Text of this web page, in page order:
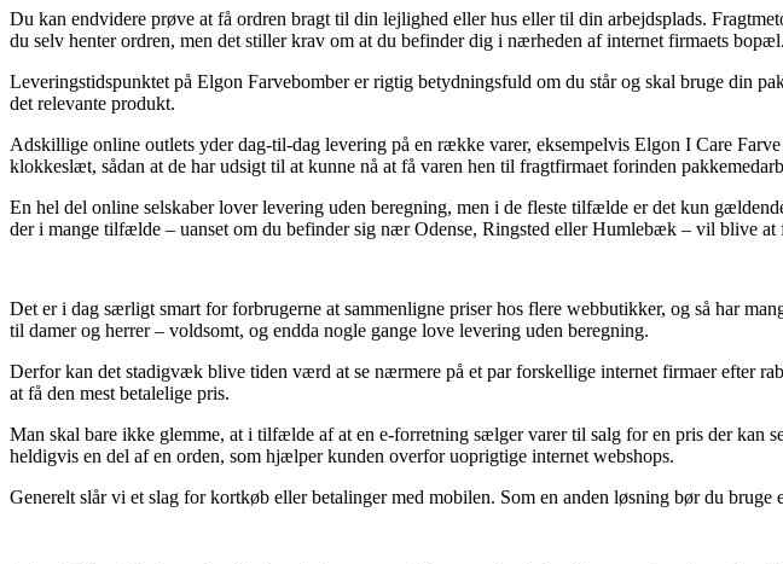
Du kan endvidere prøve at få ordren bragt til din lejlighed eller hus eller til din arbejdsplads.
du selv henter ordren, men det stiller krav om at du befinder dig i nærheden af internet firmaets bopæl.
Leveringstidspunktet på Elgon Farvebomber er rigtig betydningsfuld om du står og skal bruge din
det relevante produkt.
Adskillige online outlets yder dag-til-dag levering på en række varer, eksempelvis Elgon I Care
klokkeslæt, sådan at de har udsigt til at kunne nå at få varen hen til fragtfirmaet forinden
En hel del online selskaber lover levering uden beregning, men i de fleste tilfælde er det kun
der i mange tilfælde – uanset om du befinder sig nær Odense, Ringsted eller Humlebæk – vil blive at
Det er i dag særligt smart for forbrugerne at sammenligne priser hos flere webbutikker, og så har
til damer og herrer – voldsomt, og endda nogle gange love levering uden beregning.
Derfor kan det stadigvæk blive tiden værd at se nærmere på et par forskellige internet firmaer efter
at få den mest betalelige pris.
Man skal bare ikke glemme, at i tilfælde af at en e-forretning sælger varer til salg for en pris der
heldigvis en del af en orden, som hjælper kunden overfor uoprigtige internet webshops.
Generelt slår vi et slag for kortkøb eller betalinger med mobilen. Som en anden løsning bør du